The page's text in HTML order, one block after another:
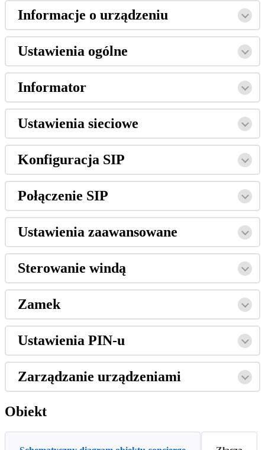
Informacje o urządzeniu
Ustawienia ogólne
Informator
Ustawienia sieciowe
Konfiguracja SIP
Połączenie SIP
Ustawienia zaawansowane
Sterowanie windą
Zamek
Ustawienia PIN-u
Zarządzanie urządzeniami
Obiekt